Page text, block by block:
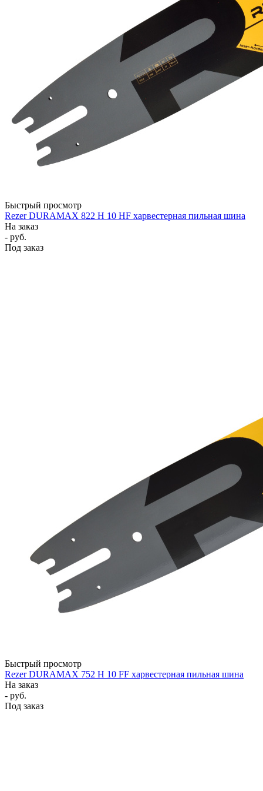
Быстрый просмотр
Rezer DURAMAX 822 H 10 HF харвестерная пильная шина
На заказ
- руб.
Под заказ
Быстрый просмотр
Rezer DURAMAX 752 H 10 FF харвестерная пильная шина
На заказ
- руб.
Под заказ